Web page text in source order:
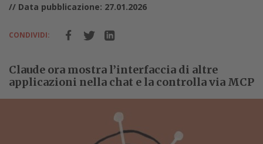
// Data pubblicazione: 27.01.2026
CONDIVIDI:
Claude ora mostra l’interfaccia di altre
applicazioni nella chat e la controlla via MCP